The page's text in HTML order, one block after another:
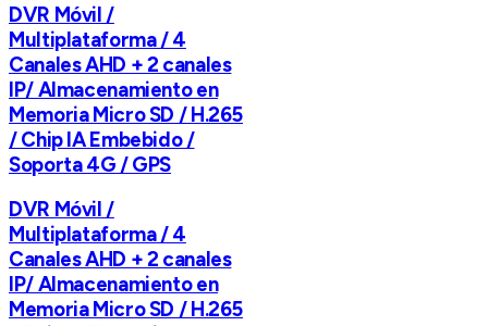
DVR Móvil /
Multiplataforma / 4
Canales AHD + 2 canales
IP/ Almacenamiento en
Memoria Micro SD / H.265
/ Chip IA Embebido /
Soporta 4G / GPS
DVR Móvil /
Multiplataforma / 4
Canales AHD + 2 canales
IP/ Almacenamiento en
Memoria Micro SD / H.265